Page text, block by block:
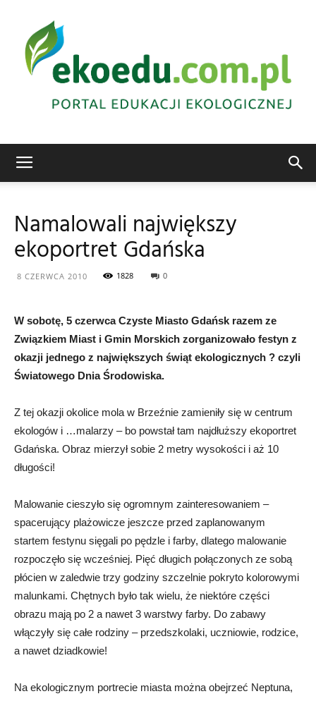
ekologiczna
Namalowali największy
ekoportret Gdańska
8 CZERWCA 2010 1828 0
W sobotę, 5 czerwca Czyste Miasto Gdańsk razem ze
Związkiem Miast i Gmin Morskich zorganizowało festyn z
okazji jednego z największych świąt ekologicznych ? czyli
Światowego Dnia Środowiska.
Z tej okazji okolice mola w Brzeźnie zamieniły się w centrum
ekologów i …malarzy – bo powstał tam najdłuższy ekoportret
Gdańska. Obraz mierzył sobie 2 metry wysokości i aż 10
długości!
Malowanie cieszyło się ogromnym zainteresowaniem –
spacerujący plażowicze jeszcze przed zaplanowanym
startem festynu sięgali po pędzle i farby, dlatego malowanie
rozpoczęło się wcześniej. Pięć długich połączonych ze sobą
płócien w zaledwie trzy godziny szczelnie pokryto kolorowymi
malunkami. Chętnych było tak wielu, że niektóre części
obrazu mają po 2 a nawet 3 warstwy farby. Do zabawy
włączyły się całe rodziny – przedszkolaki, uczniowie, rodzice,
a nawet dziadkowie!
Na ekologicznym portrecie miasta można obejrzeć Neptuna,